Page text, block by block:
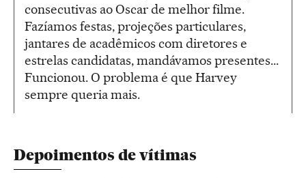
consecutivas ao Oscar de melhor filme.
Fazíamos festas, projeções particulares,
jantares de acadêmicos com diretores e
estrelas candidatas, mandávamos presentes...
Funcionou. O problema é que Harvey
sempre queria mais.
Depoimentos de vítimas